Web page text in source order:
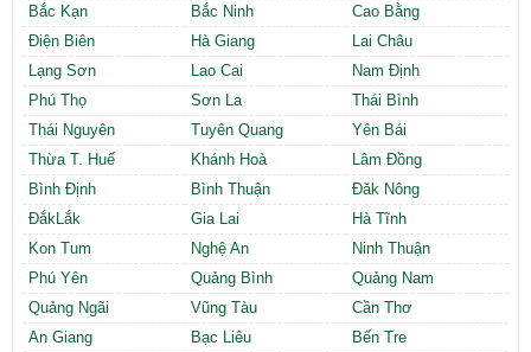
Bắc Kạn
Bắc Ninh
Cao Bằng
Điện Biên
Hà Giang
Lai Châu
Lạng Sơn
Lao Cai
Nam Định
Phú Thọ
Sơn La
Thái Bình
Thái Nguyên
Tuyên Quang
Yên Bái
Thừa T. Huế
Khánh Hoà
Lâm Đồng
Bình Định
Bình Thuận
Đăk Nông
ĐắkLắk
Gia Lai
Hà Tĩnh
Kon Tum
Nghệ An
Ninh Thuận
Phú Yên
Quảng Bình
Quảng Nam
Quảng Ngãi
Vũng Tàu
Cần Thơ
An Giang
Bạc Liêu
Bến Tre